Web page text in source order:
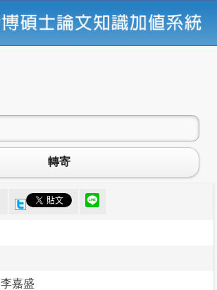
轉寄
李嘉盛